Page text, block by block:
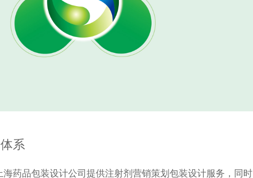
系
药品包装设计公司提供注射剂营销策划包装设计服务，同时